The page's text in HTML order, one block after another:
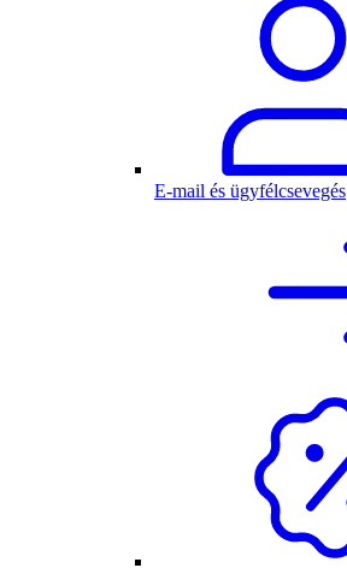
E-mail és ügyfélcsevegés